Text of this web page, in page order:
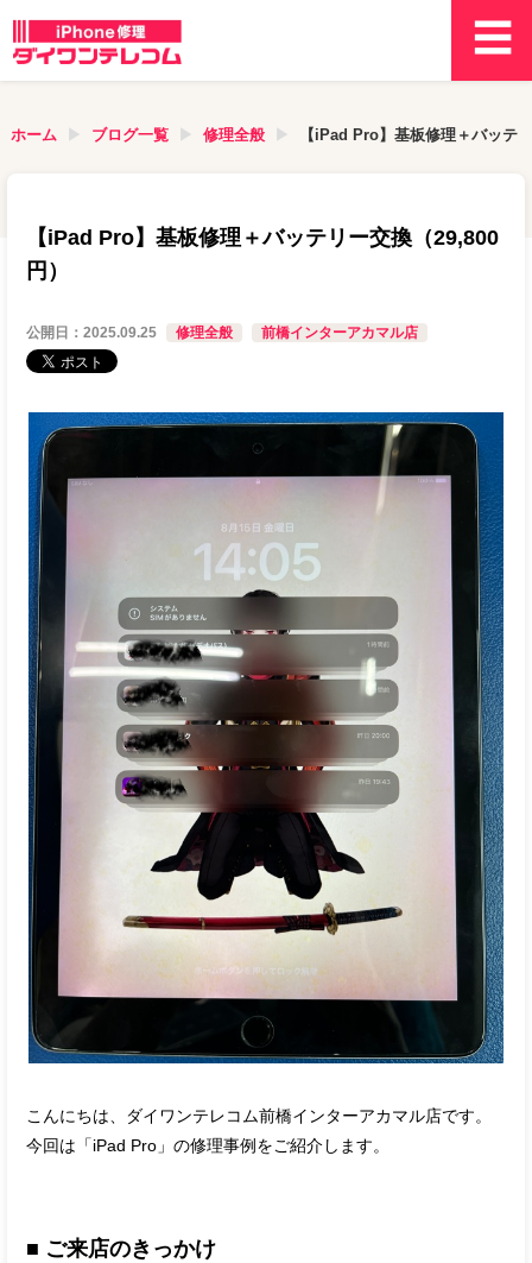
ホーム ブログ一覧 修理全般 【iPad Pro】基板修理＋バッテ
【iPad Pro】基板修理＋バッテリー交換（29,800
円）
公開日：2025.09.25 修理全般 前橋インターアカマル店
こんにちは、ダイワンテレコム前橋インターアカマル店です。
今回は「iPad Pro」の修理事例をご紹介します。
■ ご来店のきっかけ